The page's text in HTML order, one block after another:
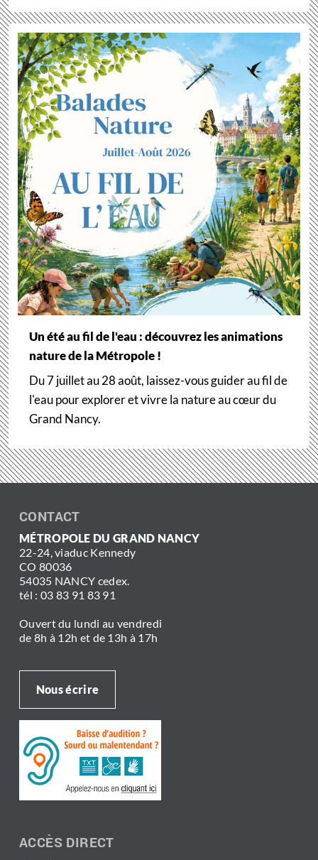
Un été au fil de l'eau : découvrez les animations
nature de la Métropole !
Du 7 juillet au 28 août, laissez-vous guider au fil de
l'eau pour explorer et vivre la nature au cœur du
Grand Nancy.
CONTACT
MÉTROPOLE DU GRAND NANCY
22-24, viaduc Kennedy
CO 80036
54035 NANCY cedex.
tél : 03 83 91 83 91
Ouvert du lundi au vendredi
de 8h à 12h et de 13h à 17h
Nous écrire
ACCÈS DIRECT